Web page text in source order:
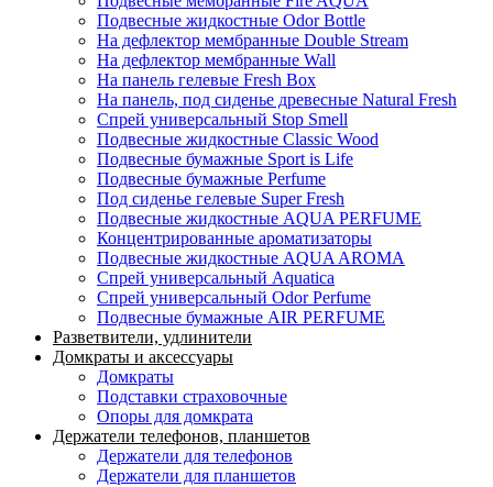
Подвесные жидкостные Odor Bottle
На дефлектор мембранные Double Stream
На дефлектор мембранные Wall
На панель гелевые Fresh Box
На панель, под сиденье древесные Natural Fresh
Спрей универсальный Stop Smell
Подвесные жидкостные Classic Wood
Подвесные бумажные Sport is Life
Подвесные бумажные Perfume
Под сиденье гелевые Super Fresh
Подвесные жидкостные AQUA PERFUME
Концентрированные ароматизаторы
Подвесные жидкостные AQUA AROMA
Спрей универсальный Aquatica
Спрей универсальный Odor Perfume
Подвесные бумажные AIR PERFUME
Разветвители, удлинители
Домкраты и аксессуары
Домкраты
Подставки страховочные
Опоры для домкрата
Держатели телефонов, планшетов
Держатели для телефонов
Держатели для планшетов